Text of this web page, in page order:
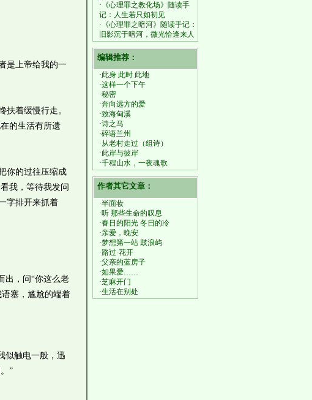
是上帝给我的一
着缓慢行走。
的生活有所遗
你的过往压缩成
我，等待我发问
字排开来抓着
，问“你这么老
塞，尴尬的端着
似触电一般，迅
”
·《心理罪之教化场》随读手
记：人生若只如初见
·《心理罪之暗河》随读手记：
旧影沉于暗河，微光恰逢来人
编辑推荐：
·此身 此时 此地
·这样一个下午
·秘密
·奔向远方的爱
·致海甸溪
·诗之马
·碎语兰州
·从老村走过（组诗）
·此岸与彼岸
·千程山水，一夜魂歌
作者其它文章：
·半面妆
·听 那些生命的叹息
·春日的阳光 冬日的冷
·亲爱，晚安
·梦想第一站 鼓浪屿
·路过·花开
·父亲的蓝房子
·如果爱……
·芝麻开门
·生活在别处